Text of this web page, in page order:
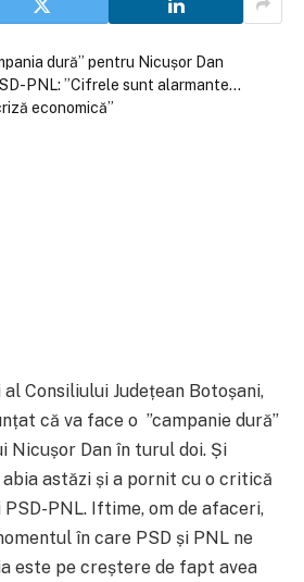
Consiliului Județean Botoșani,
că va face o ”campanie dură”
Nicușor Dan în turul doi. Și
astăzi și a pornit cu o critică
PNL. Iftime, om de afaceri,
în care PSD și PNL ne
este pe creștere de fapt avea